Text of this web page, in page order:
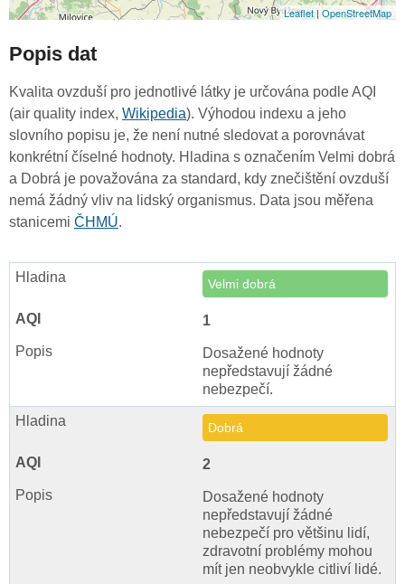
Leaflet | OpenStreetMap
Popis dat
Kvalita ovzduší pro jednotlivé látky je určována podle AQI
(air quality index, Wikipedia). Výhodou indexu a jeho
slovního popisu je, že není nutné sledovat a porovnávat
konkrétní číselné hodnoty. Hladina s označením Velmi dobrá
a Dobrá je považována za standard, kdy znečištění ovzduší
nemá žádný vliv na lidský organismus. Data jsou měřena
stanicemi ČHMÚ.
Velmi dobrá
1
Dosažené hodnoty
nepředstavují žádné
nebezpečí.
Dobrá
2
Dosažené hodnoty
nepředstavují žádné
nebezpečí pro většinu lidí,
zdravotní problémy mohou
mít jen neobvykle citliví lidé.